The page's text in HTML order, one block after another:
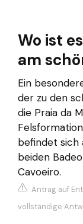
Wo ist
am
Ein
der zu den
die Praia da
befindet sich
beiden
Cavoeiro.
Antrag auf
vollständige